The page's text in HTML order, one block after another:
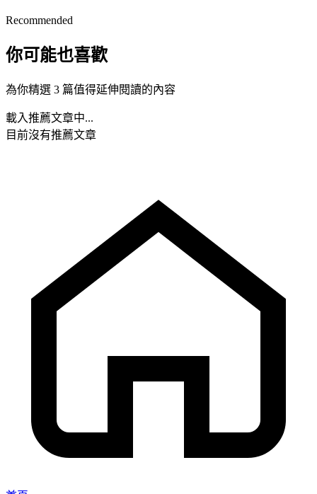
Recommended
你可能也喜歡
為你精選 3 篇值得延伸閱讀的內容
載入推薦文章中...
目前沒有推薦文章